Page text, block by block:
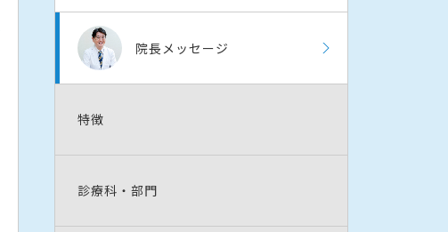
院長メッセージ
特徴
診療科・部門